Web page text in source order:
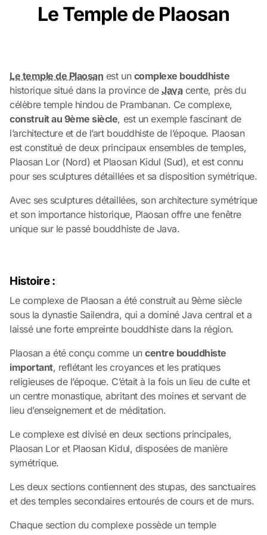
Le Temple de Plaosan
Le temple de Plaosan est un complexe bouddhiste
historique situé dans la province deJavacente, près du
célèbre temple hindou de Prambanan. Ce complexe,
construit au 9ème siècle, est un exemple fascinant de
l’architecture et de l’art bouddhiste de l’époque. Plaosan
est constitué de deux principaux ensembles de temples,
Plaosan Lor (Nord) et Plaosan Kidul (Sud), et est connu
pour ses sculptures détaillées et sa disposition symétrique.
Avec ses sculptures détaillées, son architecture symétrique
et son importance historique, Plaosan offre une fenêtre
unique sur le passé bouddhiste de Java.
Histoire :
Le complexe de Plaosan a été construit au 9ème siècle
sous la dynastie Sailendra, qui a dominé Java central et a
laissé une forte empreinte bouddhiste dans la région.
Plaosan a été conçu comme uncentre bouddhiste
important, reflétant les croyances et les pratiques
religieuses de l’époque. C’était à la fois un lieu de culte et
un centre monastique, abritant des moines et servant de
lieu d’enseignement et de méditation.
Le complexe est divisé en deux sections principales,
Plaosan Lor et Plaosan Kidul, disposées de manière
symétrique.
Les deux sections contiennent des stupas, des sanctuaires
et des temples secondaires entourés de cours et de murs.
Chaque section du complexe possède un temple